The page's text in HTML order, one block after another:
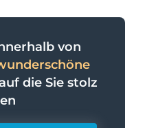
von
die Sie stolz